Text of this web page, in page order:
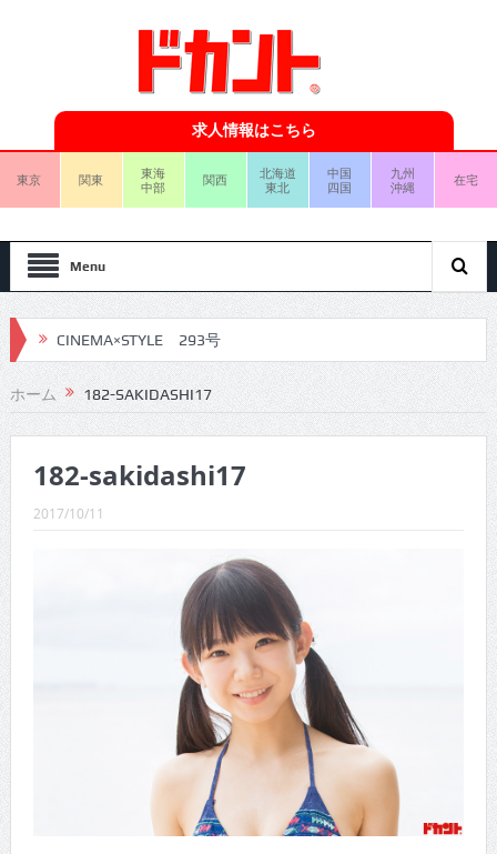
求人情報はこちら
東京 関東
東海
中部
関西
北海道
東北
中国
四国
九州
沖縄
在宅
Menu
CINEMA×STYLE 293号
CINEMA×STYLE 292号
CINEMA×STYLE 291号
CINEMA×STYLE 290号
CINEMA×STYLE 289号
CINEMA×STYLE 287号
CINEMA×STYLE 286号
CINEMA×STYLE 285号
CINEMA×STYLE 294号
ホーム 182-SAKIDASHI17
182-sakidashi17
2017/10/11